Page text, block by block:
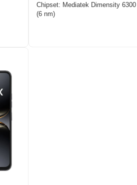
Chipset: Mediatek Dimensity 6300
(6 nm)